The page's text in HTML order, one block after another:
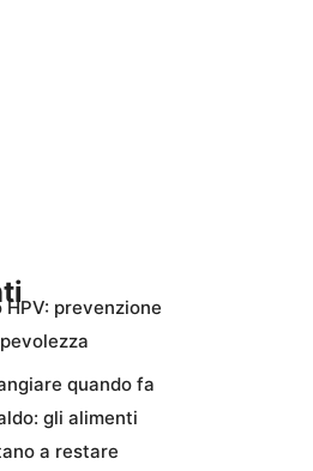
HPV: prevenzione
quando fa
gli alimenti
a restare